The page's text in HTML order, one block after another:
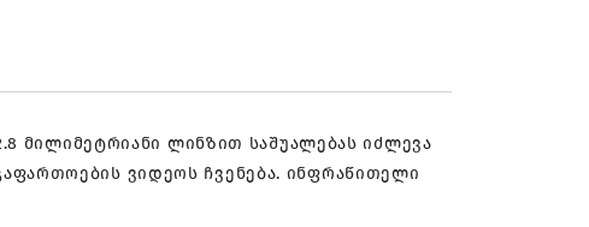
მილიმეტრიანი ლინზით საშუალებას იძლევა
ვიდეოს ჩვენება. ინფრაწითელი